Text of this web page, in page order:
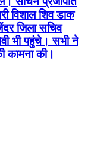
विशाल शिव डाक
जिला सचिव
भी पहुंचे। सभी ने
कामना की।